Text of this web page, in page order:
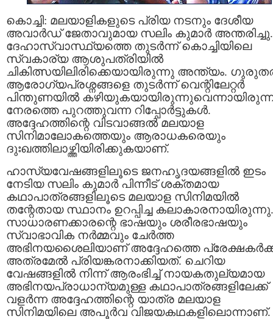
കൊച്ചി: മലയാളികളുടെ പ്രിയ നടനും ദേശീയ
അവാർഡ് ജേതാവുമായ സലിം കുമാർ അന്തരിച്ചു.
ദേഹാസ്വാസ്ഥ്യത്തെ തുടർന്ന് കൊച്ചിയിലെ
സ്വകാര്യ ആശുപത്രിയിൽ
ചികിത്സയിലിരിക്കെയായിരുന്നു അന്ത്യം.
ആരോഗ്യപ്രശ്നങ്ങളെ തുടർന്ന് വെന്റിലേറ്റർ
പിന്തുണയിൽ
നേരത്തെ പുറത്തുവന്ന റിപ്പോർട്ടുകൾ.
അദ്ദേഹത്തിന്റെ വിടവാങ്ങൽ മലയാള
സിനിമാലോകത്തെയും ആരാധകരെയും
ദുഃഖത്തിലാഴ്ത്തിയിരിക്കുകയാണ്.
ഹാസ്യവേഷങ്ങളിലൂടെ ജനഹൃദയങ്ങളിൽ ഇടം
നേടിയ സലിം കുമാർ പിന്നീട് ശക്തമായ
കഥാപാത്രങ്ങളിലൂടെ മലയാള സിനിമയിൽ
തന്റേതായ സ്ഥാനം ഉറപ്പിച്ച കലാകാരനായിരുന്നു.
സാധാരണക്കാരന്റെ ഭാഷയും ശരീരഭാഷയും
സ്വാഭാവിക നർമ്മവും ചേർത്ത
അഭിനയശൈലിയാണ് അദ്ദേഹത്തെ
അത്രമേൽ പ്രിയങ്കരനാക്കിയത്. ചെറിയ
വേഷങ്ങളിൽ നിന്ന് ആരംഭിച്ച് നായകതുല്യമായ
അഭിനയപ്രാധാന്യമുള്ള കഥാപാത്രങ്ങളിലേക്ക്
വളർന്ന അദ്ദേഹത്തിന്റെ യാത്ര മലയാള
സിനിമയിലെ അപൂർവ വിജയകഥകളിലൊന്നാണ്.